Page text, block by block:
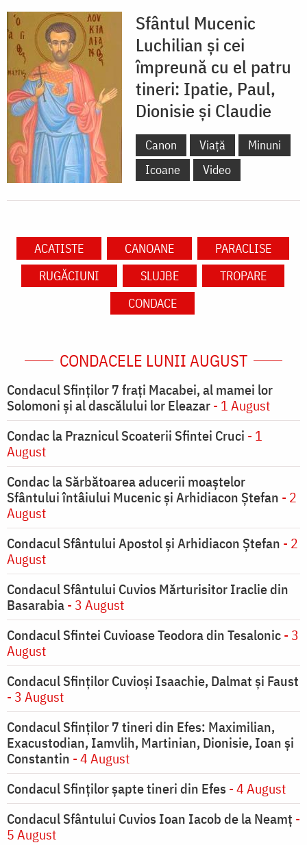
Sfântul Mucenic
Luchilian şi cei
împreună cu el patru
tineri: Ipatie, Paul,
Dionisie și Claudie
Canon Viață
Minuni
Icoane
Video
ACATISTE CANOANE
PARACLISE
RUGĂCIUNI
SLUJBE
TROPARE
CONDACE
CONDACELE LUNII AUGUST
Condacul Sfinţilor 7 fraţi Macabei, al mamei lor
Solomoni şi al dascălului lor Eleazar- 1 August
Condac la Praznicul Scoaterii Sfintei Cruci - 1
August
Condac la Sărbătoarea aducerii moaştelor
Sfântului întâiului Mucenic şi Arhidiacon Ştefan - 2
August
Condacul Sfântului Apostol și Arhidiacon Ștefan - 2
August
Condacul Sfântului Cuvios Mărturisitor Iraclie din
Basarabia- 3 August
Condacul Sfintei Cuvioase Teodora din Tesalonic- 3
August
Condacul Sfinţilor Cuvioşi Isaachie, Dalmat şi Faust
- 3 August
Condacul Sfinţilor 7 tineri din Efes: Maximilian,
Exacustodian, Iamvlih, Martinian, Dionisie, Ioan şi
Constantin - 4 August
Condacul Sfinţilor şapte tineri din Efes - 4 August
Condacul Sfântului Cuvios Ioan Iacob de la Neamț -
5 August